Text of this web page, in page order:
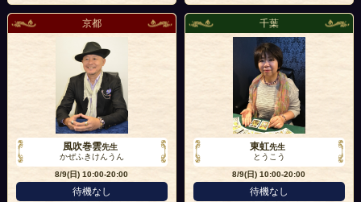
京都
風吹巻雲先生
かぜふきけんうん
8/9(日)10:00-20:00
待機なし
千葉
東虹先生
とうこう
8/9(日)10:00-20:00
待機なし